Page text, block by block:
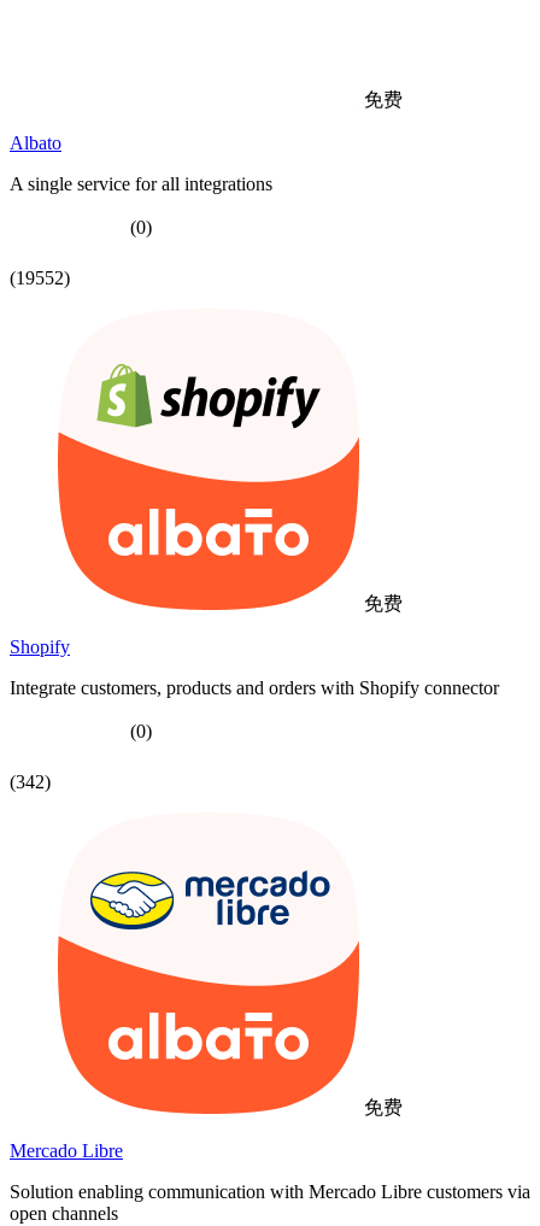
免费
Albato
A single service for all integrations
(0)
(19552)
免费
Shopify
Integrate customers, products and orders with Shopify connector
(0)
(342)
免费
Mercado Libre
Solution enabling communication with Mercado Libre customers via
open channels